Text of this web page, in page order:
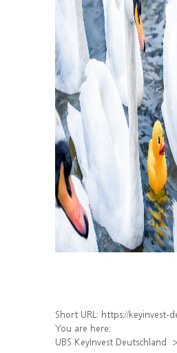
Short URL: https://keyinvest-de.ubs.com/
You are here:
UBS KeyInvest Deutschland